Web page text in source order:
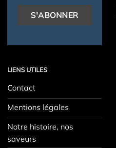
LIENS UTILES
Contact
Mentions légales
Notre histoire, nos
saveurs